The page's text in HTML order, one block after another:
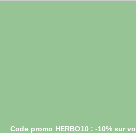
Code promo HERBO10 : -10% sur